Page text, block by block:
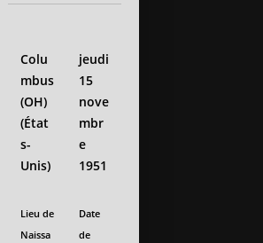
Colu
mbus
(OH)
(État
s-
Unis)
Lieu de
Naissa
jeudi
15
nove
mbr
e
1951
Date
de